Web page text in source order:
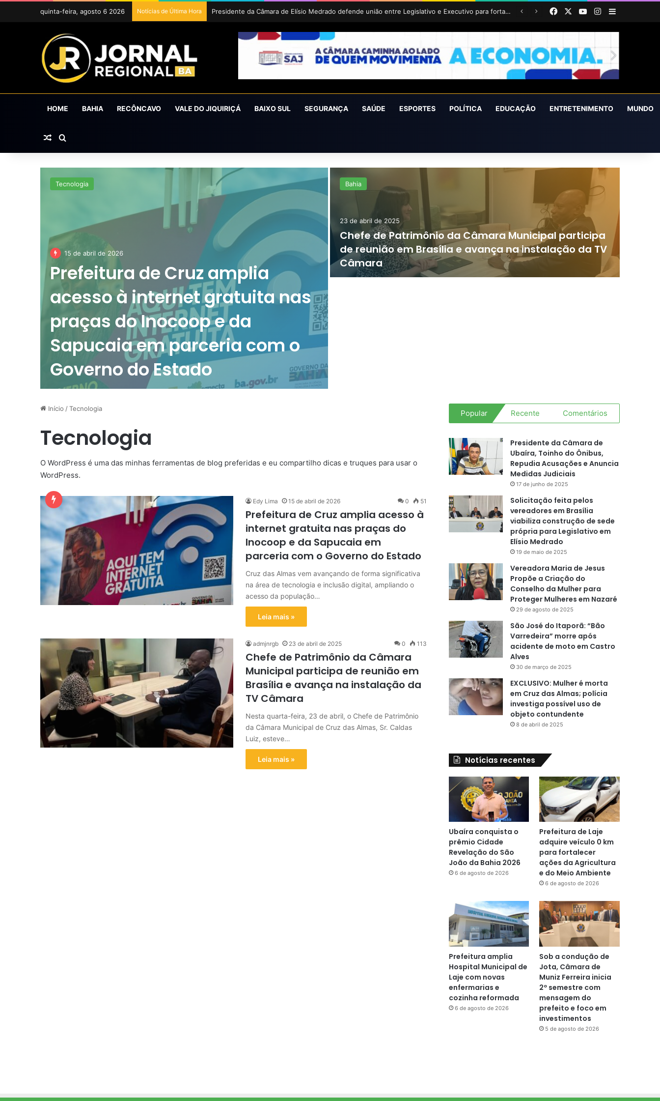
quinta-feira, agosto 6 2026 Notícias de Última Hora Ubaíra conquista o prêmio Cidade Revelação do São João da Bahia 2026 FacebookYouTubeInstagram
Barra
HOME BAHIA RECÔNCAVO VALE DO JIQUIRIÇÁ BAIXO SUL SEGURANÇA SAÚDE ESPORTES POLÍTICA EDUCAÇÃO ENTRETENIMENTO MUNDO
Artigo aleatório
Procurar por
Tecnologia
15 de abril de 2026
Prefeitura de Cruz amplia
acesso à internet gratuita nas
praças do Inocoop e da
Sapucaia em parceria com o
Governo do Estado
Bahia
23 de abril de 2025
Chefe de Patrimônio da Câmara Municipal participa
de reunião em Brasília e avança na instalação da TV
Câmara
Início / Tecnologia
Tecnologia
O WordPress é uma das minhas ferramentas de blog preferidas e eu compartilho dicas e truques para usar o
WordPress.
Edy Lima 15 de abril de 2026 0 51
Prefeitura de Cruz amplia acesso à
internet gratuita nas praças do
Inocoop e da Sapucaia em
parceria com o Governo do Estado
Cruz das Almas vem avançando de forma significativa
na área de tecnologia e inclusão digital, ampliando o
acesso da população…
Leia mais »
admjnrgb 23 de abril de 2025 0 113
Chefe de Patrimônio da Câmara
Municipal participa de reunião em
Brasília e avança na instalação da
TV Câmara
Nesta quarta-feira, 23 de abril, o Chefe de Patrimônio
da Câmara Municipal de Cruz das Almas, Sr. Caldas
Luiz, esteve…
Leia mais »
Popular Recente Comentários
Presidente da Câmara de
Ubaíra, Toinho do Ônibus,
Repudia Acusações e Anuncia
Medidas Judiciais
17 de junho de 2025
Solicitação feita pelos
vereadores em Brasília
viabiliza construção de sede
própria para Legislativo em
Elísio Medrado
19 de maio de 2025
Vereadora Maria de Jesus
Propõe a Criação do
Conselho da Mulher para
Proteger Mulheres em Nazaré
29 de agosto de 2025
São José do Itaporã: “Bão
Varredeira” morre após
acidente de moto em Castro
Alves
30 de março de 2025
EXCLUSIVO: Mulher é morta
em Cruz das Almas; polícia
investiga possível uso de
objeto contundente
8 de abril de 2025
Notícias recentes
Ubaíra conquista o
prêmio Cidade
Revelação do São
João da Bahia 2026
6 de agosto de 2026
Prefeitura de Laje
adquire veículo 0 km
para fortalecer
ações da Agricultura
e do Meio Ambiente
6 de agosto de 2026
Prefeitura amplia
Hospital Municipal de
Laje com novas
enfermarias e
cozinha reformada
6 de agosto de 2026
Sob a condução de
Jota, Câmara de
Muniz Ferreira inicia
2º semestre com
mensagem do
prefeito e foco em
investimentos
5 de agosto de 2026